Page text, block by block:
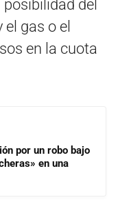
del
gas o el
en la cuota
por un robo bajo
en una